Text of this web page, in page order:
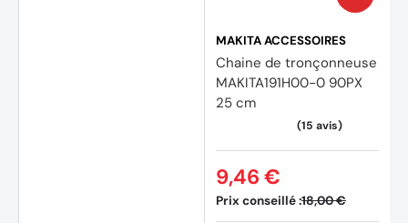
MAKITA ACCESSOIRES
Chaine de tronçonneuse
MAKITA191H00-0 90PX
25 cm
Prix conseillé :18,00 €
9,46 €